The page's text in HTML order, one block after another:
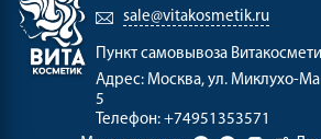
sale@vitakosmetik.ru
Пункт самовывоза
Адрес: Москва, ул. Миклухо-
5
Телефон: +74951353571